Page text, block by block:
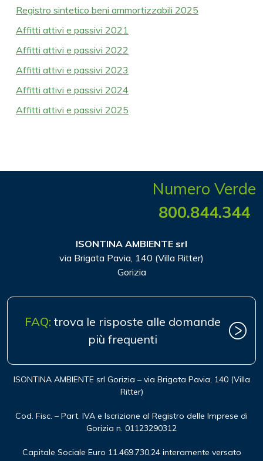
Registro sintetico beni ammortizzabili 2025
Affitti attivi e passivi 2021
Affitti attivi e passivi 2022
Affitti attivi e passivi 2023
Affitti attivi e passivi 2024
Affitti attivi e passivi 2025
Numero Verde
800.844.344
ISONTINA AMBIENTE srl
via Brigata Pavia, 140 (Villa Ritter)
Gorizia
FAQ: trova le risposte alle domande
più frequenti
ISONTINA AMBIENTE srl Gorizia – via Brigata Pavia, 140 (Villa
Ritter)
Cod. Fisc. – Part. IVA e Iscrizione al Registro delle Imprese di
Gorizia n. 01123290312
Capitale Sociale Euro 11.469.730,24 interamente versato